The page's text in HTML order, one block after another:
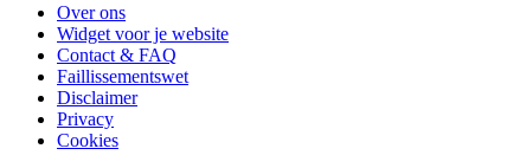
Over ons
Widget voor je website
Contact & FAQ
Faillissementswet
Disclaimer
Privacy
Cookies